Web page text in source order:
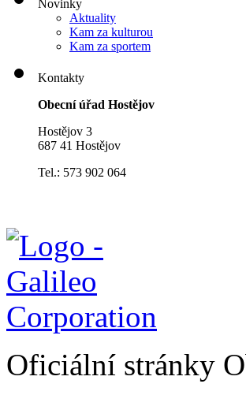
Novinky
Aktuality
Kam za kulturou
Kam za sportem
Kontakty
Obecní úřad Hostějov
Hostějov 3
687 41 Hostějov
Tel.: 573 902 064
Oficiální stránky